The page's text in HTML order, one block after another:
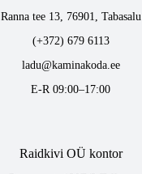
Ranna tee 13, 76901, Tabasalu
(+372) 679 6113
ladu@kaminakoda.ee
E-R 09:00–17:00
Raidkivi OÜ kontor